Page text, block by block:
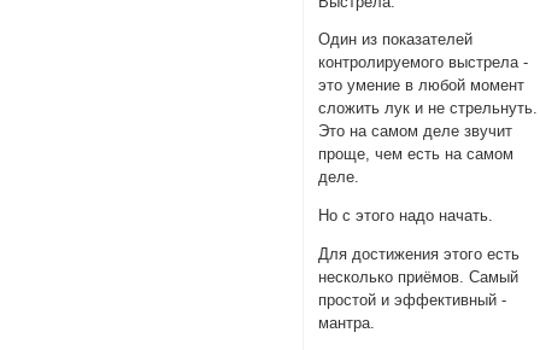
Один из показателей
контролируемого выстрела -
это умение в любой момент
сложить лук и не стрельнуть.
Это на самом деле звучит
проще, чем есть на самом
деле.
Но с этого надо начать.
Для достижения этого есть
несколько приёмов. Самый
простой и эффективный -
мантра.